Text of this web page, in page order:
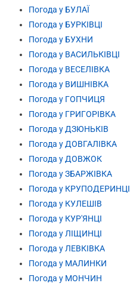
Погода у БУЛАЇ
Погода у БУРКІВЦІ
Погода у БУХНИ
Погода у ВАСИЛЬКІВЦІ
Погода у ВЕСЕЛІВКА
Погода у ВИШНІВКА
Погода у ГОПЧИЦЯ
Погода у ГРИГОРІВКА
Погода у ДЗЮНЬКІВ
Погода у ДОВГАЛІВКА
Погода у ДОВЖОК
Погода у ЗБАРЖІВКА
Погода у КРУПОДЕРИНЦІ
Погода у КУЛЕШІВ
Погода у КУР'ЯНЦІ
Погода у ЛІЩИНЦІ
Погода у ЛЕВКІВКА
Погода у МАЛИНКИ
Погода у МОНЧИН